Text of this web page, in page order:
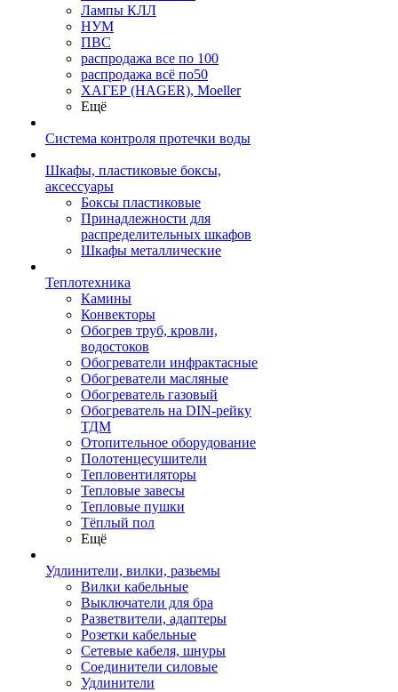
Лампы КЛЛ
НУМ
ПВС
распродажа все по 100
распродажа всё по50
ХАГЕР (HAGER), Moeller
Ещё
Система контроля протечки воды
Шкафы, пластиковые боксы,
аксессуары
Боксы пластиковые
Принадлежности для
распределительных шкафов
Шкафы металлические
Теплотехника
Камины
Конвекторы
Обогрев труб, кровли,
водостоков
Обогреватели инфрактасные
Обогреватели масляные
Обогреватель газовый
Обогреватель на DIN-рейку
ТДМ
Отопительное оборудование
Полотенцесушители
Тепловентиляторы
Тепловые завесы
Тепловые пушки
Тёплый пол
Ещё
Удлинители, вилки, разьемы
Вилки кабельные
Выключатели для бра
Разветвители, адаптеры
Розетки кабельные
Сетевые кабеля, шнуры
Соединители силовые
Удлинители